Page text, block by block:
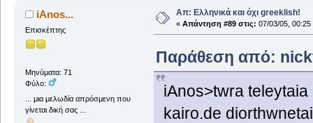
iAnos...
Επισκέπτης
Μηνύματα: 71
Φύλο:
... μια μελωδία απρόσμενη που
γίνεται δική σας ...
Απ: Ελληνικά και όχι greeklish!
« Απάντηση #89 στις: 07/03/05, 00:25
Παράθεση από:
iAnos>twra
kairo.de